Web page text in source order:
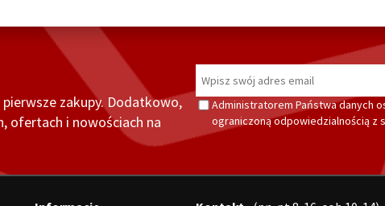
pierwsze zakupy. Dodatkowo,
ofertach i nowościach na
Administratorem Państwa danych
ograniczoną odpowiedzialnością z